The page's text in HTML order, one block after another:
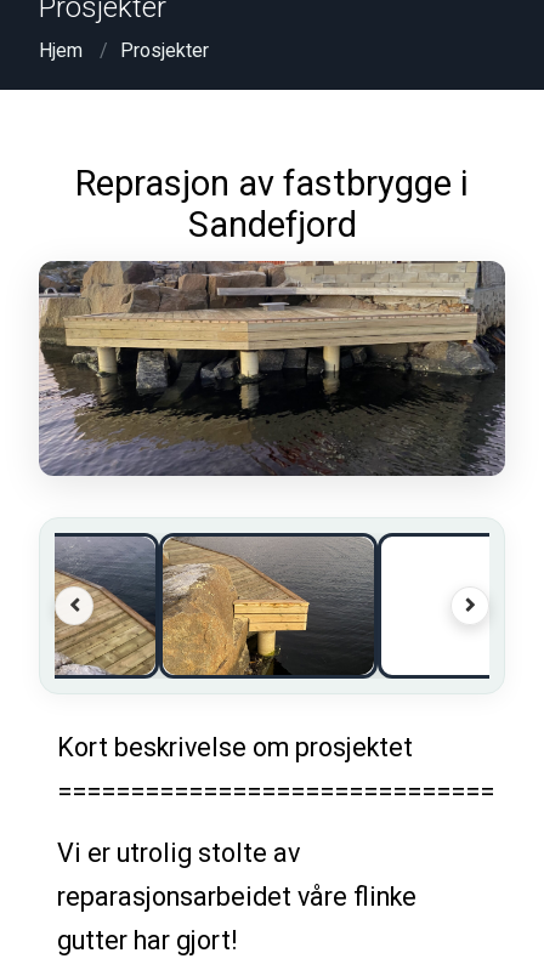
Prosjekter
Hjem Prosjekter
Reprasjon av fastbrygge i
Sandefjord
Kort beskrivelse om prosjektet
==============================
Vi er utrolig stolte av
reparasjonsarbeidet våre flinke
gutter har gjort!